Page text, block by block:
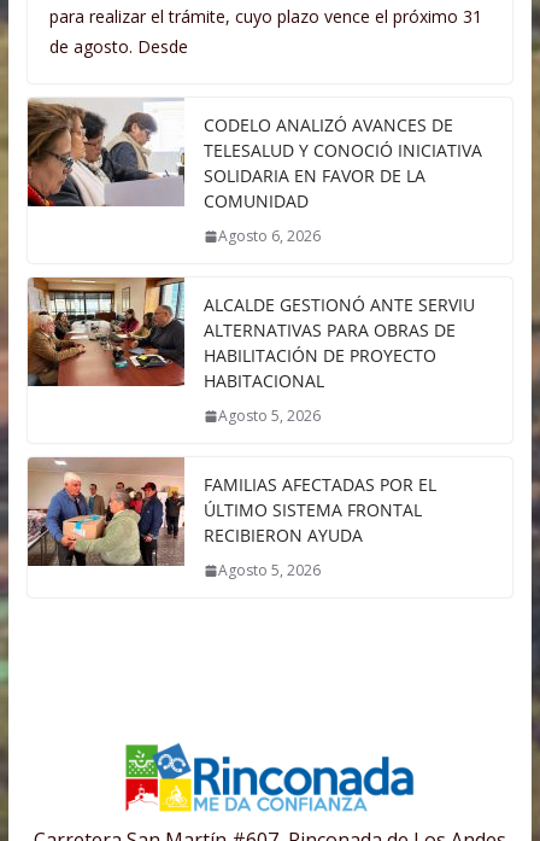
para realizar el trámite, cuyo plazo vence el próximo 31
de agosto. Desde
CODELO ANALIZÓ AVANCES DE
TELESALUD Y CONOCIÓ INICIATIVA
SOLIDARIA EN FAVOR DE LA
COMUNIDAD
Agosto 6, 2026
ALCALDE GESTIONÓ ANTE SERVIU
ALTERNATIVAS PARA OBRAS DE
HABILITACIÓN DE PROYECTO
HABITACIONAL
Agosto 5, 2026
FAMILIAS AFECTADAS POR EL
ÚLTIMO SISTEMA FRONTAL
RECIBIERON AYUDA
Agosto 5, 2026